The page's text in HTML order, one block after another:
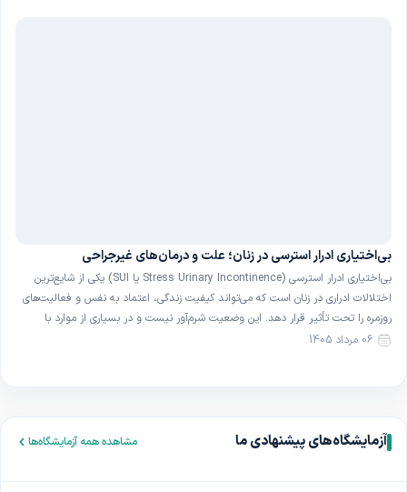
بی‌اختیاری ادرار استرسی در زنان؛ علت و درمان‌های غیرجراحی
بی‌اختیاری ادرار استرسی (Stress Urinary Incontinence یا SUI) یکی از شایع‌ترین
اختلالات ادراری در زنان است که می‌تواند کیفیت زندگی، اعتماد به نفس و فعالیت‌های
روزمره را تحت تأثیر قرار دهد. این وضعیت شرم‌آور نیست و در بسیاری از موارد با
روش‌های ساده و غیرجراحی قابل بهبود است. در این مقاله با تعریف، علل و […]
06 مرداد 1405
آزمایشگاه‌های پیشنهادی ما مشاهده همه آزمایشگاه‌ها